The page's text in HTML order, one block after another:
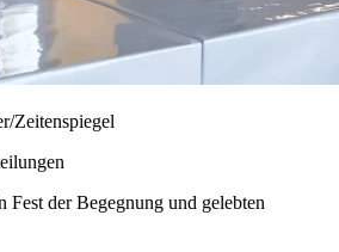
Zeitenspiegel
der Begegnung und gelebten